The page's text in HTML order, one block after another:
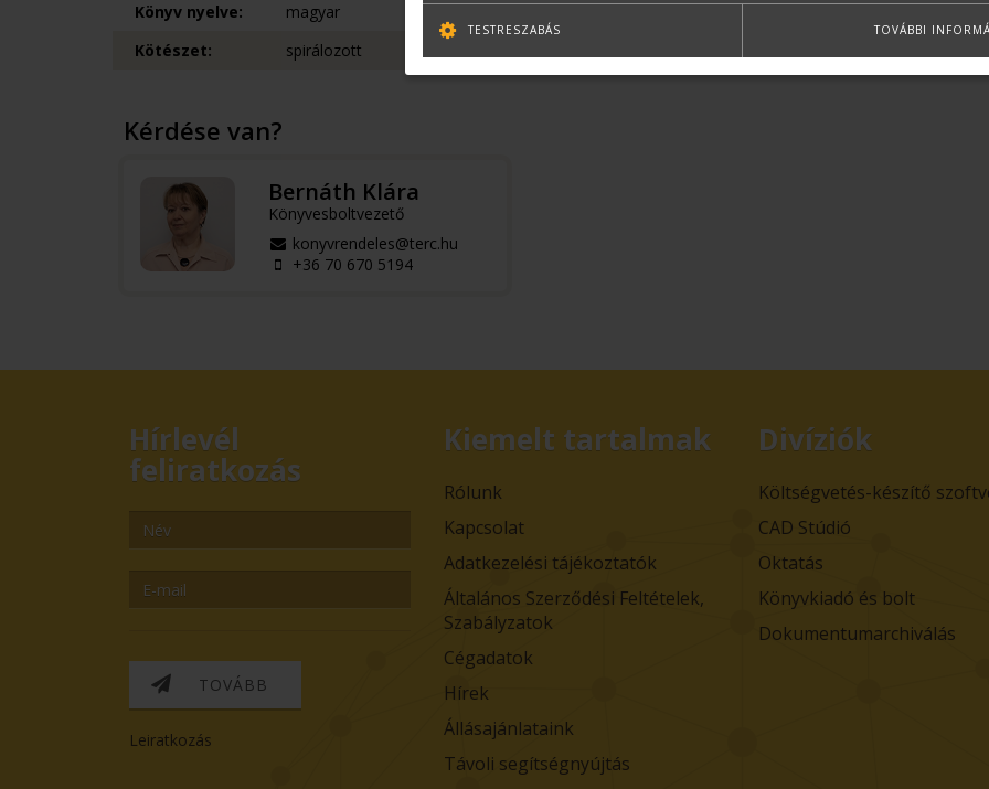
Könyv nyelve:
magyar
Kötészet:
spirálozott
Kérdése van?
Bernáth Klára
Könyvesboltvezető
konyvrendeles@terc.hu
+36 70 670 5194
Hírlevél
feliratkozás
TOVÁBB
Leiratkozás
Kiemelt tartalmak
Rólunk
Kapcsolat
Adatkezelési tájékoztatók
Általános Szerződési Feltételek,
Szabályzatok
Cégadatok
Hírek
Állásajánlataink
Távoli segítségnyújtás
Divíziók
Költségvetés-készítő
CAD Stúdió
Oktatás
Könyvkiadó és bolt
Dokumentumarchiválás
TESTRESZABÁS TOVÁBBI